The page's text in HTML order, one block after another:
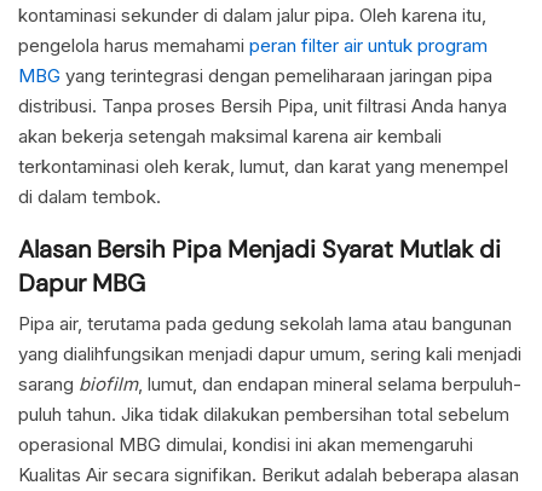
kontaminasi sekunder di dalam jalur pipa. Oleh karena itu,
pengelola harus memahami peran filter air untuk program
MBG yang terintegrasi dengan pemeliharaan jaringan pipa
distribusi. Tanpa proses Bersih Pipa, unit filtrasi Anda hanya
akan bekerja setengah maksimal karena air kembali
terkontaminasi oleh kerak, lumut, dan karat yang menempel
di dalam tembok.
Alasan Bersih Pipa Menjadi Syarat Mutlak di
Dapur MBG
Pipa air, terutama pada gedung sekolah lama atau bangunan
yang dialihfungsikan menjadi dapur umum, sering kali menjadi
sarang biofilm, lumut, dan endapan mineral selama berpuluh-
puluh tahun. Jika tidak dilakukan pembersihan total sebelum
operasional MBG dimulai, kondisi ini akan memengaruhi
Kualitas Air secara signifikan. Berikut adalah beberapa alasan